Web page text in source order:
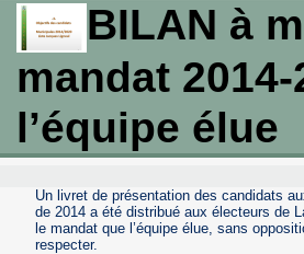
BILAN à
mandat 2014-
l’équipe élue
Un livret de présentation des candidats
de 2014 a été distribué aux électeurs de
le mandat que l’équipe élue, sans
respecter.